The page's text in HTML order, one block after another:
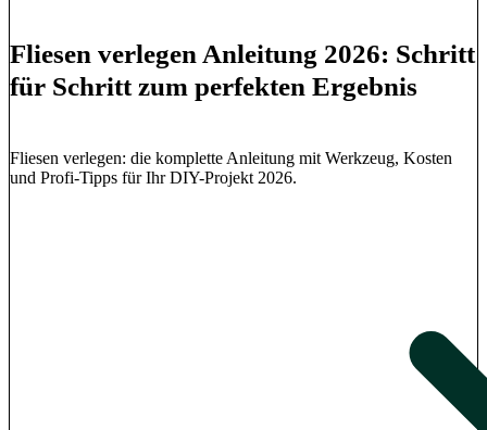
Fliesen verlegen Anleitung 2026: Schritt
für Schritt zum perfekten Ergebnis
Fliesen verlegen: die komplette Anleitung mit Werkzeug, Kosten
und Profi-Tipps für Ihr DIY-Projekt 2026.